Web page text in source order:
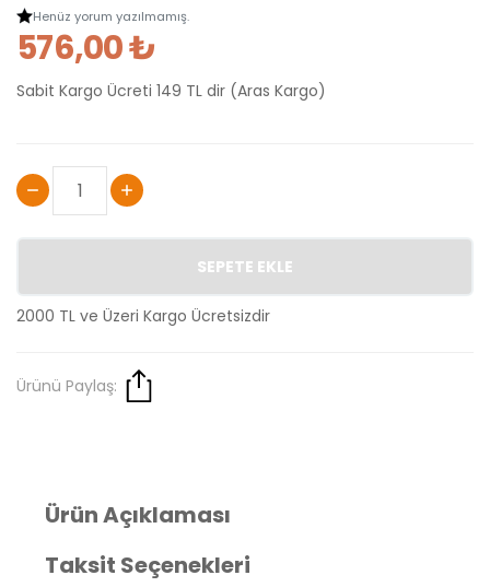
Henüz yorum yazılmamış.
576,00 ₺
Sabit Kargo Ücreti 149 TL dir (Aras Kargo)
SEPETE EKLE
2000 TL ve Üzeri Kargo Ücretsizdir
Ürünü Paylaş:
Ürün Açıklaması
Taksit Seçenekleri